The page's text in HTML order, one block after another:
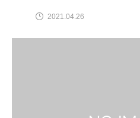
2021.04.26